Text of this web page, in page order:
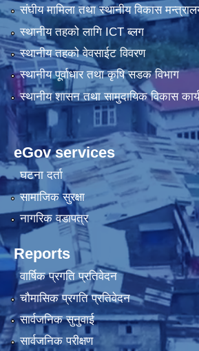
संघीय मामिला तथा स्थानीय विकास
स्थानीय तहको लागि ICT ब्लग
स्थानीय तहको वेवसाईट विवरण
स्थानीय पूर्वाधार तथा कृषि सडक विभाग
स्थानीय शासन तथा सामुदायिक विकास
eGov services
घटना दर्ता
सामाजिक सुरक्षा
नागरिक वडापत्र
Reports
वार्षिक प्रगति प्रतिवेदन
चौमासिक प्रगति प्रतिवेदन
सार्वजनिक सुनुवाई
सार्वजनिक परीक्षण